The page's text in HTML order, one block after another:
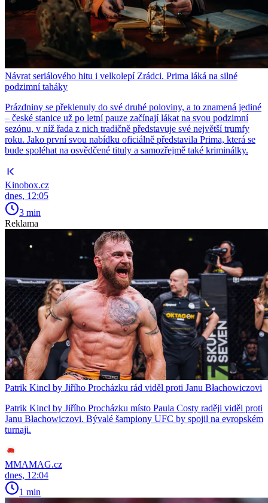
Návrat seriálového hitu i velkolepí Zrádci. Prima láká na silné
podzimní taháky
Prázdniny se překlenuly do své druhé poloviny, a to znamená jediné
– české stanice už po letní pauze začínají lákat na svou podzimní
sezónu, v níž řada z nich tradičně představuje své největší trumfy
roku. Jako první svou nabídku oficiálně představila Prima, která se
bude spoléhat na osvědčené tituly a samozřejmě také kriminálky.
Kinobox.cz
dnes, 12:05
3 min
Reklama
Patrik Kincl by Jiřího Procházku rád viděl proti Janu Błachowiczovi
Patrik Kincl by Jiřího Procházku místo Paula Costy raději viděl proti
Janu Błachowiczovi. Bývalé šampiony UFC by spojil na evropském
turnaji.
MMAMAG.cz
dnes, 12:04
1 min